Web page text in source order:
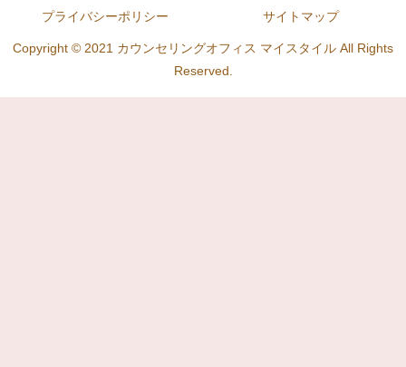
プライバシーポリシー
サイトマップ
Copyright © 2021 カウンセリングオフィス マイスタイル All Rights
Reserved.